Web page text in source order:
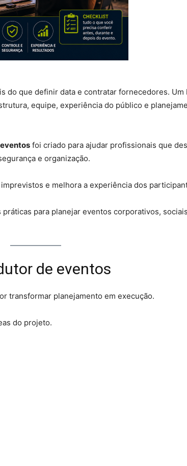
do que definir data e contratar fornecedores. Um
equipe, experiência do público e
foi criado para ajudar profissionais que
e organização.
e melhora a experiência dos
para planejar eventos corporativos,
de eventos
transformar planejamento em execução.
do projeto.